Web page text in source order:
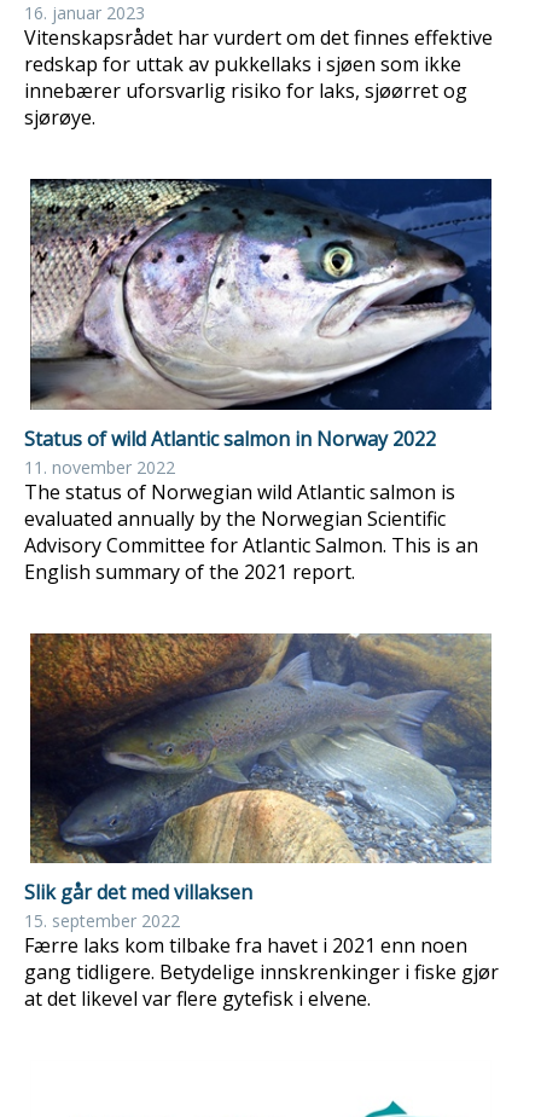
16. januar 2023
Vitenskapsrådet har vurdert om det finnes effektive
redskap for uttak av pukkellaks i sjøen som ikke
innebærer uforsvarlig risiko for laks, sjøørret og
sjørøye.
Status of wild Atlantic salmon in Norway 2022
11. november 2022
The status of Norwegian wild Atlantic salmon is
evaluated annually by the Norwegian Scientific
Advisory Committee for Atlantic Salmon. This is an
English summary of the 2021 report.
Slik går det med villaksen
15. september 2022
Færre laks kom tilbake fra havet i 2021 enn noen
gang tidligere. Betydelige innskrenkinger i fiske gjør
at det likevel var flere gytefisk i elvene.